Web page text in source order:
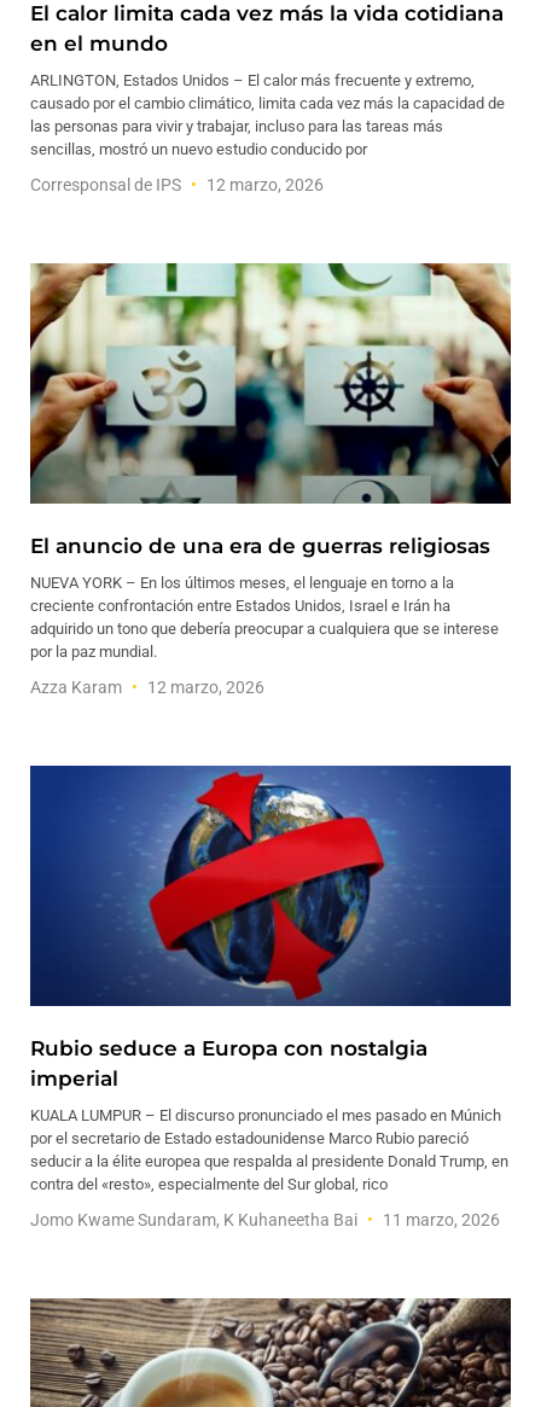
El calor limita cada vez más la vida cotidiana
en el mundo
ARLINGTON, Estados Unidos – El calor más frecuente y extremo,
causado por el cambio climático, limita cada vez más la capacidad de
las personas para vivir y trabajar, incluso para las tareas más
sencillas, mostró un nuevo estudio conducido por
Corresponsal de IPS 12 marzo, 2026
El anuncio de una era de guerras religiosas
NUEVA YORK – En los últimos meses, el lenguaje en torno a la
creciente confrontación entre Estados Unidos, Israel e Irán ha
adquirido un tono que debería preocupar a cualquiera que se interese
por la paz mundial.
Azza Karam 12 marzo, 2026
Rubio seduce a Europa con nostalgia
imperial
KUALA LUMPUR – El discurso pronunciado el mes pasado en Múnich
por el secretario de Estado estadounidense Marco Rubio pareció
seducir a la élite europea que respalda al presidente Donald Trump, en
contra del «resto», especialmente del Sur global, rico
Jomo Kwame Sundaram, K Kuhaneetha Bai 11 marzo, 2026